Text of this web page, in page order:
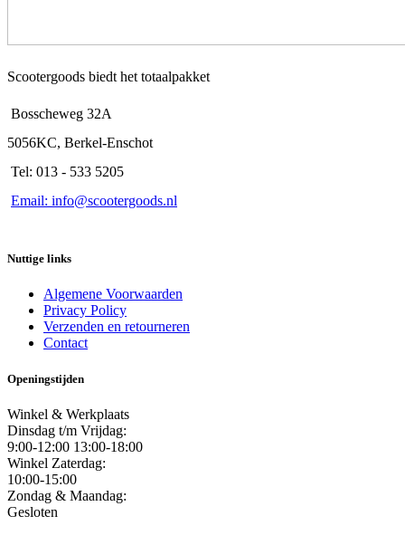
Scootergoods biedt het totaalpakket
Bosscheweg 32A
5056KC, Berkel-Enschot
Tel: 013 - 533 5205
Email: info@scootergoods.nl
Nuttige links
Algemene Voorwaarden
Privacy Policy
Verzenden en retourneren
Contact
Openingstijden
Winkel & Werkplaats
Dinsdag t/m Vrijdag:
9:00-12:00 13:00-18:00
Winkel Zaterdag:
10:00-15:00
Zondag & Maandag:
Gesloten